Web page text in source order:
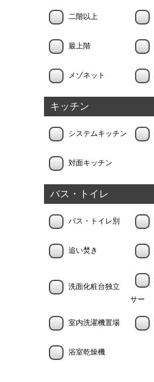
二階以上
最上階
メゾネット
キッチン
システムキッチン
対面キッチン
バス・トイレ
バス・トイレ別
追い焚き
洗面化粧台独立
サー
室内洗濯機置場
浴室乾燥機